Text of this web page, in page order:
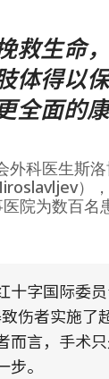
救生命
体得以
全面的康
外科医生斯
）
院为数百名
十字国际委
伤者实施了
而言，手术
。